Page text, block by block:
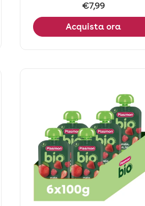
Prezzo:
€7,99
Acquista ora